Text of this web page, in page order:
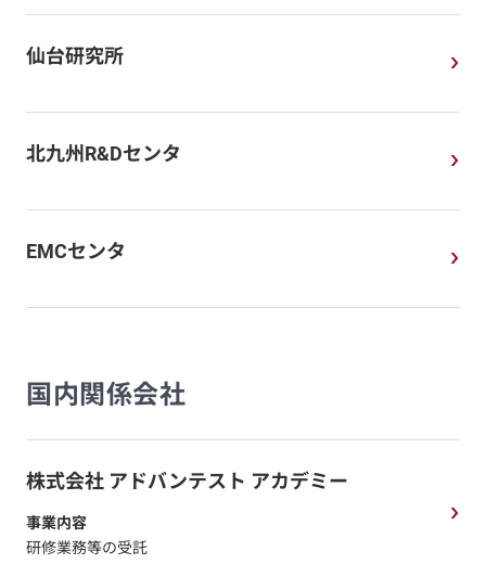
仙台研究所
北九州R&Dセンタ
EMCセンタ
国内関係会社
株式会社 アドバンテスト アカデミー
事業内容
研修業務等の受託